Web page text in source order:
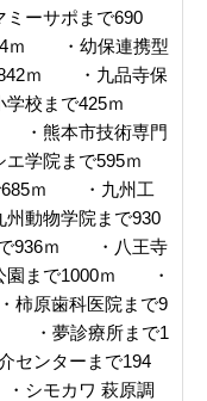
ーサポまで690
ｍ ・幼保連携型
842ｍ ・九品寺保
校まで425ｍ
・熊本市技術専門
学院まで595ｍ
685ｍ ・九州工
動物学院まで930
936ｍ ・八王寺
園まで1000ｍ ・
原歯科医院まで9
・夢診療所まで1
ンターまで194
モカワ 萩原調